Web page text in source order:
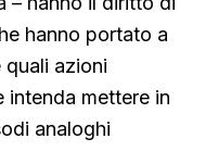
hanno portato a
azioni
intenda mettere in
analoghi